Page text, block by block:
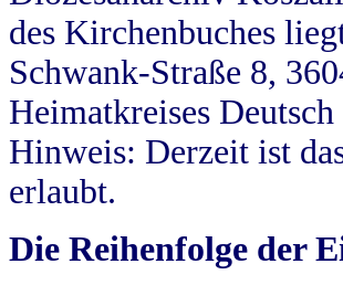
des Kirchenbuches
Schwank-Straße 8,
Heimatkreises
Hinweis: Derzeit ist
erlaubt.
Die Reihenfolge der